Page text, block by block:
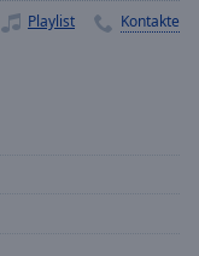
Playlist Kontakte